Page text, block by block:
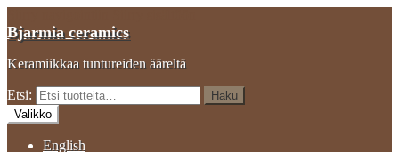
Bjarmia ceramics
Keramiikkaa tuntureiden ääreltä
Etsi:
Haku
Valikko
English